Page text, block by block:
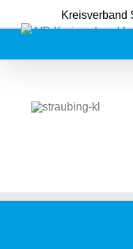
Inhalt
Kreisverband